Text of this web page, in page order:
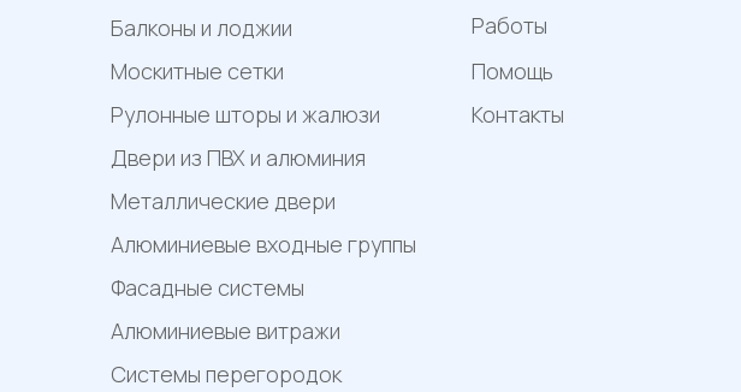
Балконы и лоджии
Металлические двери
Москитные сетки
Двери из ПВХ и алюминия
Рулонные шторы и жалюзи
Алюминиевые входные группы
Фасадные системы
Алюминиевые витражи
Системы перегородок
Работы
Помощь
Контакты